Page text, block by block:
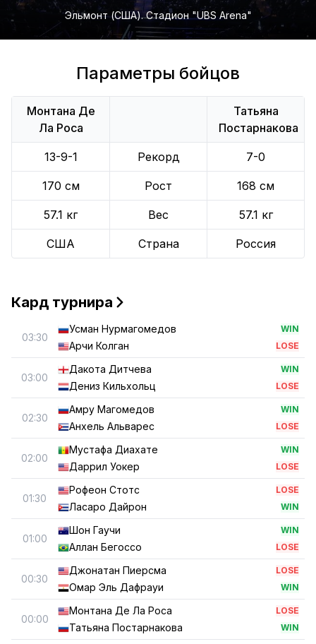
Эльмонт (США). Стадион "UBS Arena"
Параметры бойцов
Монтана Де
Ла Роса
Татьяна
Постарнакова
13-9-1 Рекорд 7-0
170 см Рост 168 см
57.1 кг Вес 57.1 кг
США Страна Россия
Кард турнира
03:30
Усман Нурмагомедов WIN
Арчи Колган LOSE
03:00
Дакота Дитчева WIN
Дениз Кильхольц LOSE
02:30
Амру Магомедов WIN
Анхель Альварес LOSE
02:00
Мустафа Диахате WIN
Даррил Уокер LOSE
01:30
Рофеон Стотс LOSE
Ласаро Дайрон WIN
01:00
Шон Гаучи WIN
Аллан Бегоссо LOSE
00:30
Джонатан Пиерсма LOSE
Омар Эль Дафрауи WIN
00:00
Монтана Де Ла Роса LOSE
Татьяна Постарнакова WIN